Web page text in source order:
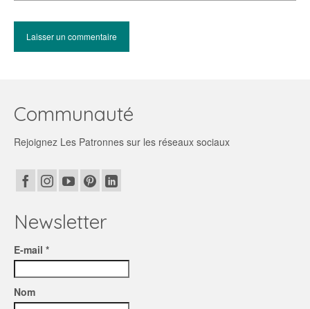
Communauté
Rejoignez Les Patronnes sur les réseaux sociaux
Newsletter
E-mail *
Nom